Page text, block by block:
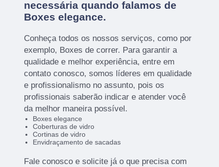
necessária quando falamos de
Boxes elegance.
Conheça todos os nossos serviços, como por
exemplo, Boxes de correr. Para garantir a
qualidade e melhor experiência, entre em
contato conosco, somos líderes em qualidade
e profissionalismo no assunto, pois os
profissionais saberão indicar e atender você
da melhor maneira possível.
Boxes elegance
Coberturas de vidro
Cortinas de vidro
Envidraçamento de sacadas
Fale conosco e solicite já o que precisa com